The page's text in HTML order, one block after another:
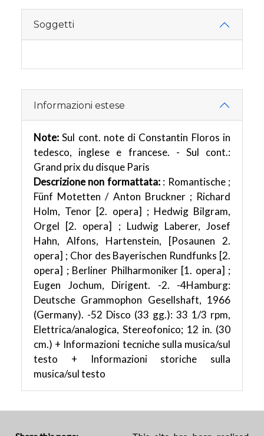
Soggetti
Informazioni estese
Note:Sul cont. note di Constantin Floros in
tedesco, inglese e francese. - Sul cont.:
Grand prix du disque Paris
Descrizione non formattata: : Romantische ;
Fünf Motetten / Anton Bruckner ; Richard
Holm, Tenor [2. opera] ; Hedwig Bilgram,
Orgel [2. opera] ; Ludwig Laberer, Josef
Hahn, Alfons, Hartenstein, [Posaunen 2.
opera] ; Chor des Bayerischen Rundfunks [2.
opera] ; Berliner Philharmoniker [1. opera] ;
Eugen Jochum, Dirigent. -2. -4Hamburg:
Deutsche Grammophon Gesellshaft, 1966
(Germany). -52 Disco (33 gg.): 33 1/3 rpm,
Elettrica/analogica, Stereofonico; 12 in. (30
cm.) + Informazioni tecniche sulla musica/sul
testo + Informazioni storiche sulla
musica/sul testo